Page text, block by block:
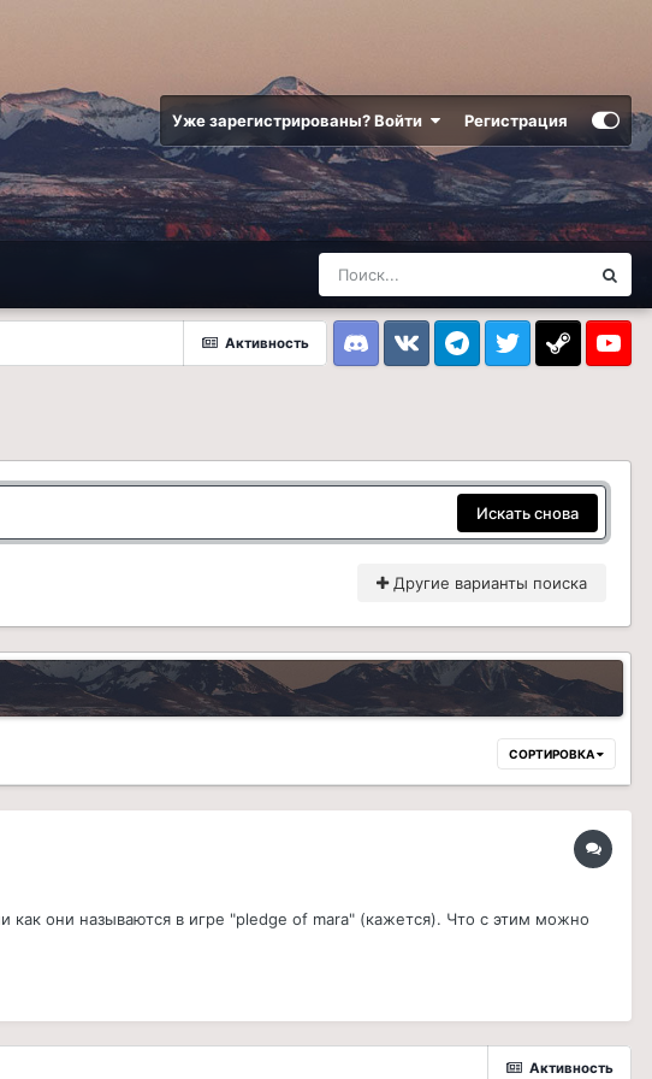
Уже зарегистрированы? Войти Регистрация
Активность
DiscordVK TelegramTwitter Steam
Искать снова
Другие варианты поиска
СОРТИРОВКА
как они называются в игре "pledge of mara" (кажется). Что с этим можно
Активность